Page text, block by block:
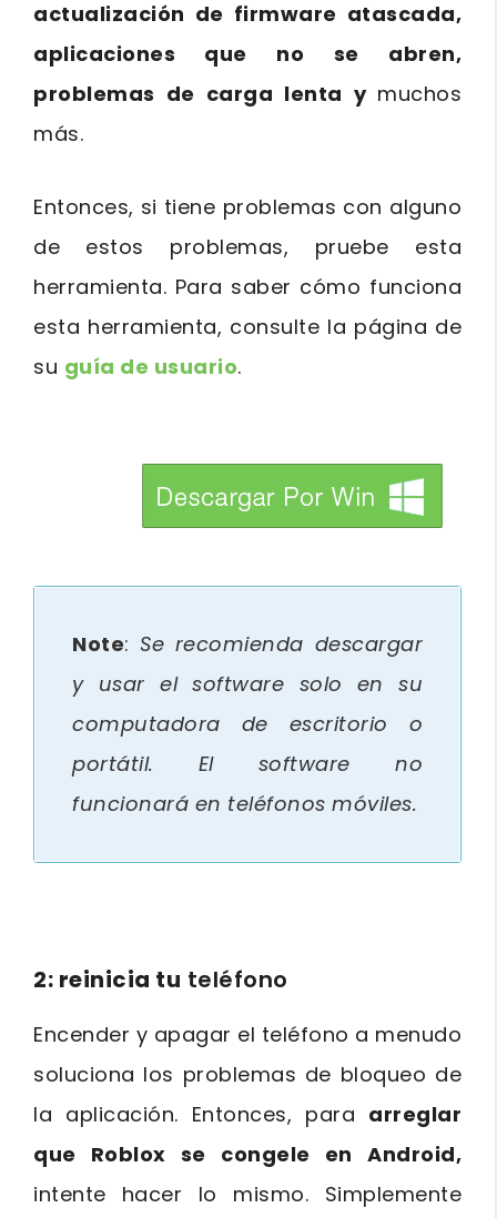
actualización de firmware atascada,
aplicaciones que no se abren,
problemas de carga lenta y muchos
más.
Entonces, si tiene problemas con alguno
de estos problemas, pruebe esta
herramienta. Para saber cómo funciona
esta herramienta, consulte la página de
su guía de usuario.
Note: Se recomienda descargar
y usar el software solo en su
computadora de escritorio o
portátil. El software no
funcionará en teléfonos móviles.
2: reinicia tu teléfono
Encender y apagar el teléfono a menudo
soluciona los problemas de bloqueo de
la aplicación. Entonces, para arreglar
que Roblox se congele en Android,
intente hacer lo mismo. Simplemente